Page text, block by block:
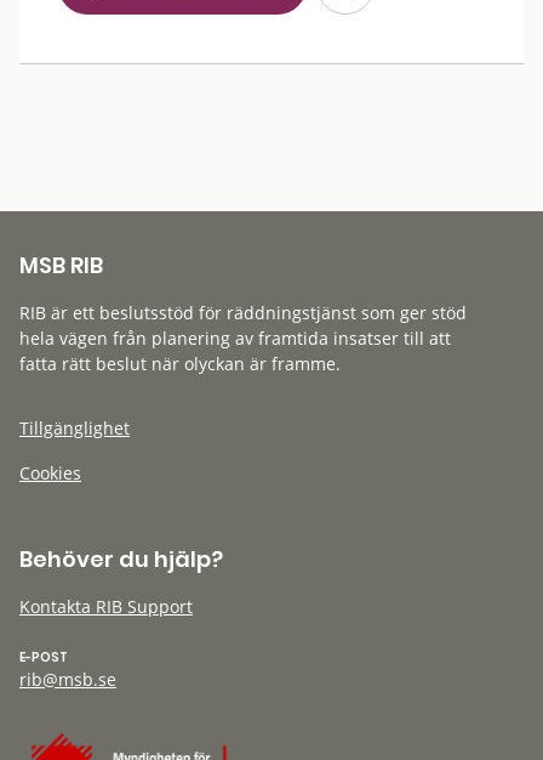
MSB RIB
RIB är ett beslutsstöd för räddningstjänst som ger stöd
hela vägen från planering av framtida insatser till att
fatta rätt beslut när olyckan är framme.
Tillgänglighet
Cookies
Behöver du hjälp?
Kontakta RIB Support
E-POST
rib@msb.se